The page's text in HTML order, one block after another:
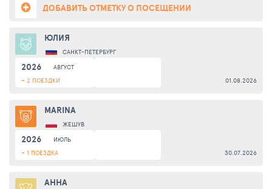
ДОБАВИТЬ ОТМЕТКУ О ПОСЕЩЕНИИ
ЮЛИЯ
САНКТ-ПЕТЕРБУРГ
2026
АВГУСТ
+ 2 ПОЕЗДКИ
01.08.2026
MARINA
ЖЕШУВ
2026
ИЮЛЬ
+ 1 ПОЕЗДКА
30.07.2026
АННА